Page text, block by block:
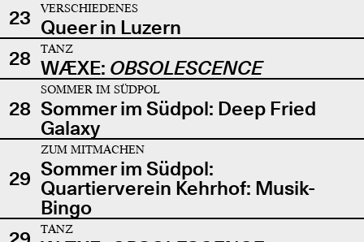
23
VERSCHIEDENES
Queer in Luzern
28
TANZ
WÆXE: OBSOLESCENCE
28
SOMMER IM SÜDPOL
Sommer im Südpol: Deep Fried
Galaxy
29
ZUM MITMACHEN
Sommer im Südpol:
Quartierverein Kehrhof: Musik-
Bingo
TANZ